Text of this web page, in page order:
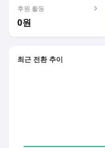
후원 활동
0원
최근 전환 추이